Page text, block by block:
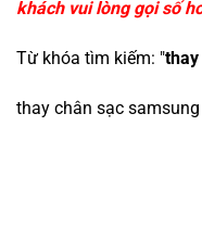
khách vui lòng gọi số
Từ khóa tìm kiếm: "thay
thay chân sạc